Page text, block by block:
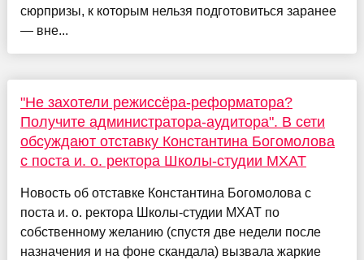
сюрпризы, к которым нельзя подготовиться заранее
— вне...
"Не захотели режиссёра-реформатора?
Получите администратора-аудитора". В сети
обсуждают отставку Константина Богомолова
с поста и. о. ректора Школы-студии МХАТ
Новость об отставке Константина Богомолова с
поста и. о. ректора Школы-студии МХАТ по
собственному желанию (спустя две недели после
назначения и на фоне скандала) вызвала жаркие